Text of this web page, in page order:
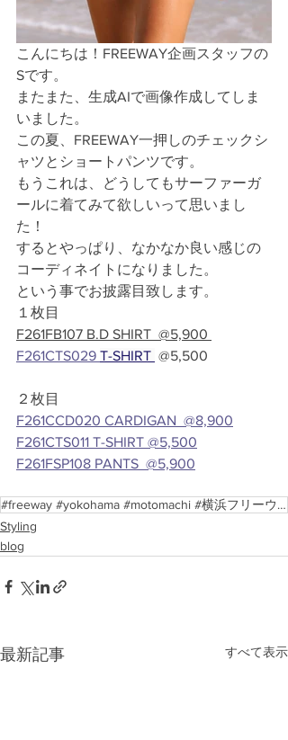
こんにちは！FREEWAY企画スタッフの
Sです。
またまた、生成AIで画像作成してしま
いました。
この夏、FREEWAY一押しのチェックシ
ャツとショートパンツです。
もうこれは、どうしてもサーファーガ
ールに着てみて欲しいって思いまし
た！
するとやっぱり、なかなか良い感じの
コーディネイトになりました。
という事でお披露目致します。
１枚目
F261FB107 B.D SHIRT  @5,900
F261CTS029 T-SHIRT @5,500
２枚目
F261CCD020 CARDIGAN  @8,900
F261CTS011 T-SHIRT @5,500
F261FSP108 PANTS  @5,900
#freeway #yokohama #motomachi #横浜フリーウェイ428
Styling
blog
最新記事 すべて表示